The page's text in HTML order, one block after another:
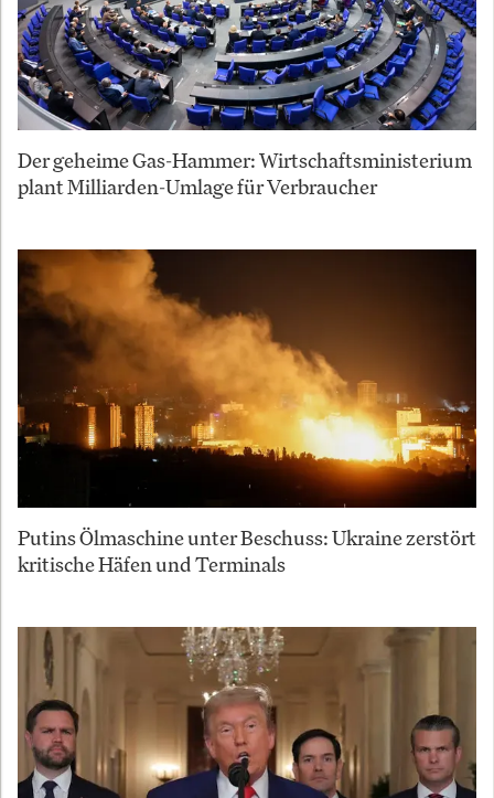
Der geheime Gas-Hammer: Wirtschaftsministerium
plant Milliarden-Umlage für Verbraucher
Putins Ölmaschine unter Beschuss: Ukraine zerstört
kritische Häfen und Terminals